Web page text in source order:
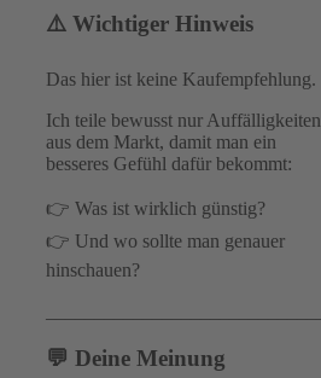
⚠️ Wichtiger Hinweis
Das hier ist keine Kaufempfehlung.
Ich teile bewusst nur Auffälligkeiten
aus dem Markt, damit man ein
besseres Gefühl dafür bekommt:
👉 Was ist wirklich günstig?
👉 Und wo sollte man genauer
hinschauen?
💬 Deine Meinung